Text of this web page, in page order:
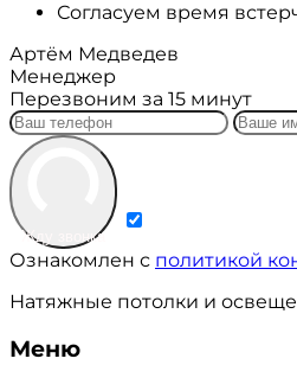
Согласуем время
Артём Медведев
Менеджер
Перезвоним за 15 минут
Жду звонка
Ознакомлен с политикой
Натяжные потолки и
Меню